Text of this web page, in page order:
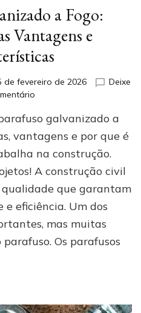
a Fogo:
Vantagens e
de fevereiro de 2026
Deixe
em
Galvanizado
a
Fogo:
Conheça
Suas
Vantagens
e
Características
galvanizado a
vantagens e por que é
na construção.
A construção civil
que garantam
eficiência. Um dos
mas muitas
Os parafusos